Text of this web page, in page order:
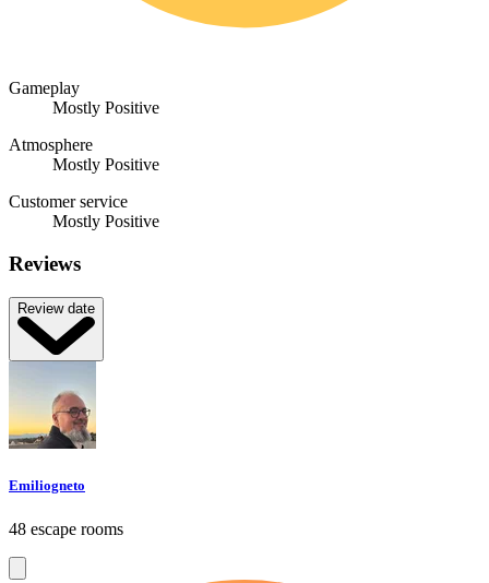
Gameplay
Mostly Positive
Atmosphere
Mostly Positive
Customer service
Mostly Positive
Reviews
Review date
Emiliogneto
48 escape rooms